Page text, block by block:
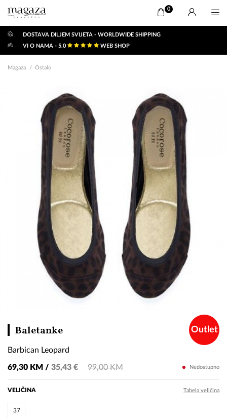
0
DOSTAVA DILJEM SVIJETA - WORLDWIDE SHIPPING
VI O NAMA - 5.0
WEB SHOP
Magaza Ostalo
BaletankeBarbican
Outlet
Barbican Leopard
69,30 KM / 35,43 € 99,00 KM Nedostupno
VELIČINA Tabela veličina
37